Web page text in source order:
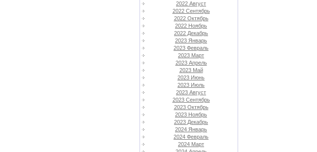
2022 Август
2022 Сентябрь
2022 Октябрь
2022 Ноябрь
2022 Декабрь
2023 Январь
2023 Февраль
2023 Март
2023 Апрель
2023 Май
2023 Июнь
2023 Июль
2023 Август
2023 Сентябрь
2023 Октябрь
2023 Ноябрь
2023 Декабрь
2024 Январь
2024 Февраль
2024 Март